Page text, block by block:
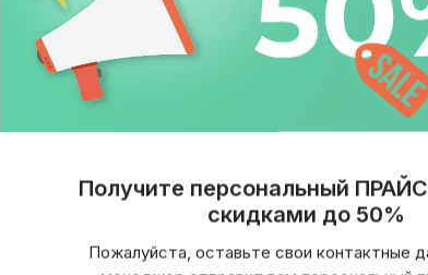
Страна:
Получите персональный
скидками до 50%
Пожалуйста, оставьте свои контактные